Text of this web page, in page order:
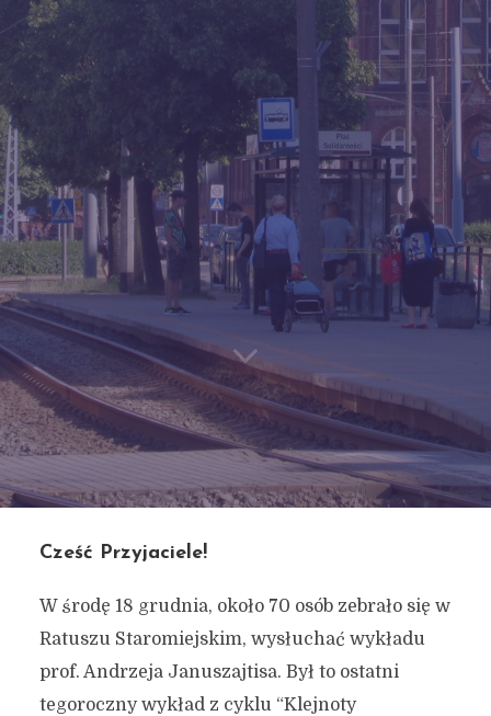
Cześć Przyjaciele!
W środę 18 grudnia, około 70 osób zebrało się w
Ratuszu Staromiejskim, wysłuchać wykładu
prof. Andrzeja Januszajtisa. Był to ostatni
tegoroczny wykład z cyklu “Klejnoty